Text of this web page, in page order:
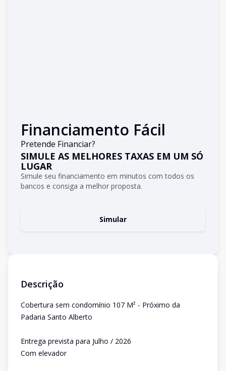
Financiamento Fácil
Pretende Financiar?
SIMULE AS MELHORES TAXAS EM UM SÓ
LUGAR
Simule seu financiamento em minutos com todos os
bancos e consiga a melhor proposta.
Simular
Descrição
Cobertura sem condomínio 107 M² - Próximo da
Padaria Santo Alberto
Entrega prevista para Julho / 2026
Com elevador